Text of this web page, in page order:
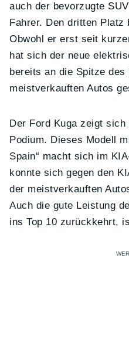
auch der bevorzugte
Fahrer. Den dritten Platz
Obwohl er erst seit
hat sich der neue
bereits an die Spitze des
meistverkauften Autos
Der Ford Kuga zeigt
Podium. Dieses Modell
Spain“ macht sich im
konnte sich gegen den
der meistverkauften
Auch die gute Leistung
ins Top 10 zurückkehrt,